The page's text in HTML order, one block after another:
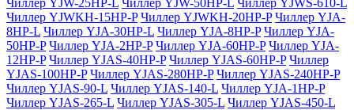
Чиллер YJW-25HP-L Чиллер YJW-50HP-L Чиллер YJWS-610-L
Чиллер YJWKH-15HP-P Чиллер YJWKH-20HP-P Чиллер YJA-
8HP-L Чиллер YJA-30HP-L Чиллер YJA-8HP-P Чиллер YJA-
50HP-P Чиллер YJA-2HP-P Чиллер YJA-60HP-P Чиллер YJA-
12HP-P Чиллер YJAS-40HP-P Чиллер YJAS-60HP-P Чиллер
YJAS-100HP-P Чиллер YJAS-280HP-P Чиллер YJAS-240HP-P
Чиллер YJAS-90-L Чиллер YJAS-140-L Чиллер YJA-1HP-P
Чиллер YJAS-265-L Чиллер YJAS-305-L Чиллер YJAS-450-L